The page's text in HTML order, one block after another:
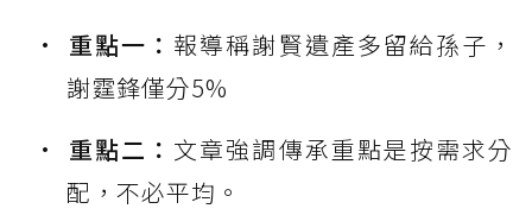
重點一： 報導稱謝賢遺產多留給孫子，
謝霆鋒僅分5%
重點二： 文章強調傳承重點是按需求分
配，不必平均。